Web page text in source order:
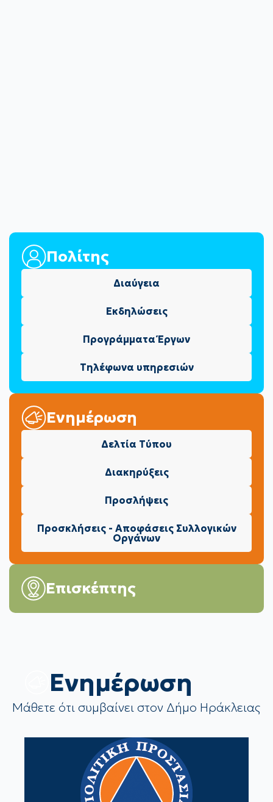
Πολίτης
Διαύγεια
Εκδηλώσεις
Προγράμματα Έργων
Τηλέφωνα υπηρεσιών
Ενημέρωση
Δελτία Τύπου
Διακηρύξεις
Προσλήψεις
Προσκλήσεις - Αποφάσεις Συλλογικών
Οργάνων
Επισκέπτης
Eνημέρωση
Μάθετε ότι συμβαίνει στον Δήμο Ηράκλειας